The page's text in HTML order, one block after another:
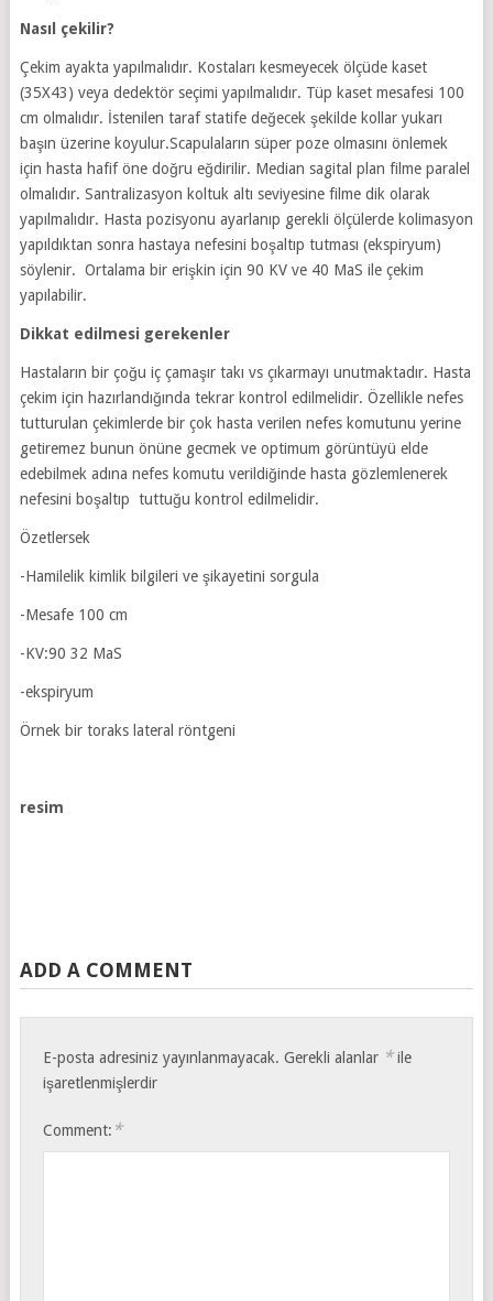
Nasıl çekilir?
Çekim ayakta yapılmalıdır. Kostaları kesmeyecek ölçüde kaset
(35X43) veya dedektör seçimi yapılmalıdır. Tüp kaset mesafesi 100
cm olmalıdır. İstenilen taraf statife değecek şekilde kollar yukarı
başın üzerine koyulur.Scapulaların süper poze olmasını önlemek
için hasta hafif öne doğru eğdirilir. Median sagital plan filme paralel
olmalıdır. Santralizasyon koltuk altı seviyesine filme dik olarak
yapılmalıdır. Hasta pozisyonu ayarlanıp gerekli ölçülerde kolimasyon
yapıldıktan sonra hastaya nefesini boşaltıp tutması (ekspiryum)
söylenir. Ortalama bir erişkin için 90 KV ve 40 MaS ile çekim
yapılabilir.
Dikkat edilmesi gerekenler
Hastaların bir çoğu iç çamaşır takı vs çıkarmayı unutmaktadır. Hasta
çekim için hazırlandığında tekrar kontrol edilmelidir. Özellikle nefes
tutturulan çekimlerde bir çok hasta verilen nefes komutunu yerine
getiremez bunun önüne gecmek ve optimum görüntüyü elde
edebilmek adına nefes komutu verildiğinde hasta gözlemlenerek
nefesini boşaltıp tuttuğu kontrol edilmelidir.
Özetlersek
-Hamilelik kimlik bilgileri ve şikayetini sorgula
-Mesafe 100 cm
-KV:90 32 MaS
-ekspiryum
Örnek bir toraks lateral röntgeni
resim
ADD A COMMENT
E-posta adresiniz yayınlanmayacak. Gerekli alanlar *ile
işaretlenmişlerdir
Comment: *